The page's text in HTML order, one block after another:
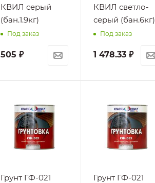
КВИЛ серый
(бан.1.9кг)
Под заказ
505 ₽
КВИЛ светло-
серый (бан.6кг)
Под заказ
1 478.33₽
Грунт ГФ-021
Грунт ГФ-021